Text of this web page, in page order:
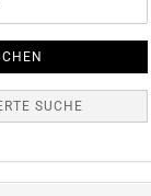
SUCHE